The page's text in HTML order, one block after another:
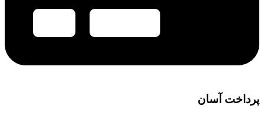
پرداخت آسان